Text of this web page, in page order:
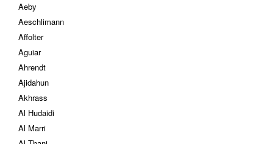
Aeby
Aeschlimann
Affolter
Aguiar
Ahrendt
Ajidahun
Akhrass
Al Hudaidi
Al Marri